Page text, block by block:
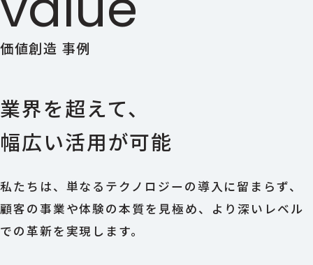
価値創造 事例
業界を超えて、
幅広い活用が可能
私たちは、単なるテクノロジーの導入に留まらず、
顧客の事業や体験の本質を見極め、より深いレベル
での革新を実現します。